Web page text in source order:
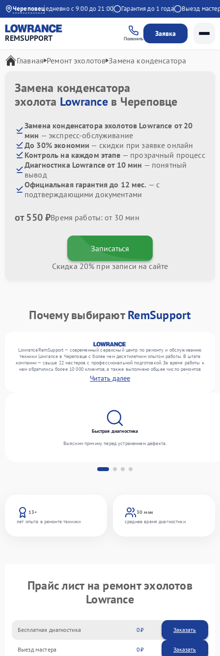
Череповец
Яндекс Ежедневно с 9:00 до 21:00 Гарантия до 1 года Выезд мастера
REMSUPPORT Позвонить
Заявка
Главная Ремонт эхолотов Замена конденсатора
Замена конденсатора
эхолота Lowranceв Череповце
Замена конденсатора эхолотов Lowrance от 20
мин — экспресс-обслуживание
До 30% экономии — скидки при заявке онлайн
Контроль на каждом этапе — прозрачный процесс
Диагностика Lowrance от 10 мин — понятный
вывод
Официальная гарантия до 12 мес. — с
подтверждающими документами
от 550 ₽Время работы: от 30 мин
Записаться
Скидка 20% при записи на сайте
Почему выбираютRemSupport
LowranceRemSupport — современный сервисный центр по ремонту и обслуживанию
техники Lowrance в Череповце с более чем десятилетним опытом работы. В штате
компании — свыше 22 мастеров с профессиональной подготовкой. За время работы к
нам обратились более 10 000 клиентов, а также выполнено общее число ремонтов
превысило 12 000. Ежемесячно в сервисный центр поступает от 300 устройств,
включая , , . Мы устраняем поломки любой сложности и предлагаем стабильный
Читать далее
13+
лет опыта в ремонте техники
30 мин
среднее время диагностики
Быстрая диагностика
Выясним причину перед устранением дефекта.
Прайс лист на ремонт эхолотов
Lowrance
Бесплатная диагностика 0 Заказать
Выезд мастера 0 Заказать